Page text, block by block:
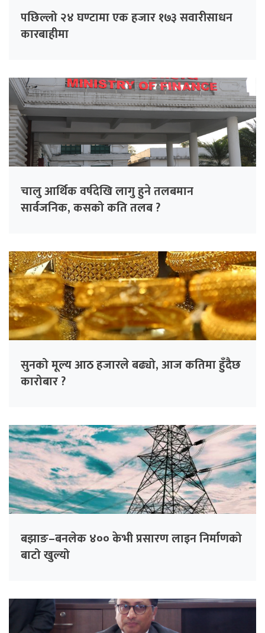
पछिल्लो २४ घण्टामा एक हजार १७३ सवारीसाधन
कारबाहीमा
चालु आर्थिक वर्षदेखि लागु हुने तलबमान
सार्वजनिक, कसको कति तलब ?
सुनको मूल्य आठ हजारले बढ्यो, आज कतिमा हुँदैछ
कारोबार ?
बझाङ–बनलेक ४०० केभी प्रसारण लाइन निर्माणको
बाटो खुल्यो